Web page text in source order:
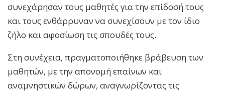
συνεχάρησαν τους μαθητές για την επίδοσή τους
και τους ενθάρρυναν να συνεχίσουν με τον ίδιο
ζήλο και αφοσίωση τις σπουδές τους.
Στη συνέχεια, πραγματοποιήθηκε βράβευση των
μαθητών, με την απονομή επαίνων και
αναμνηστικών δώρων, αναγνωρίζοντας τις